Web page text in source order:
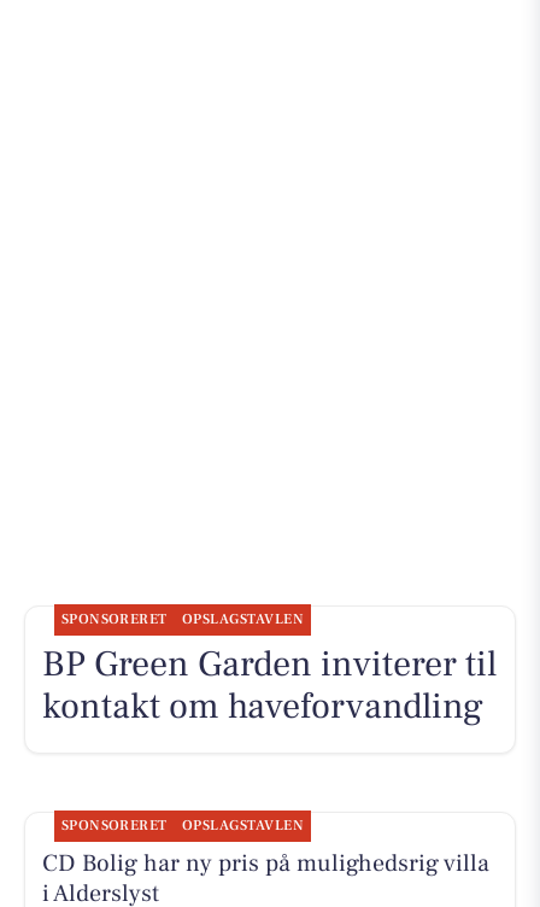
SPONSORERET OPSLAGSTAVLEN
BP Green Garden inviterer til
kontakt om haveforvandling
SPONSORERET OPSLAGSTAVLEN
CD Bolig har ny pris på mulighedsrig villa
i Alderslyst